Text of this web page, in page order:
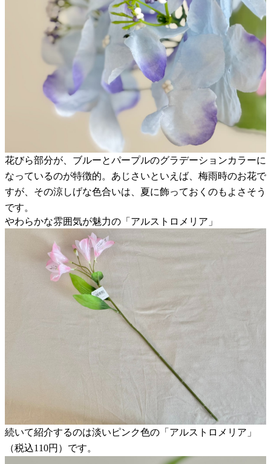
花びら部分が、ブルーとパープルのグラデーションカラーに
なっているのが特徴的。あじさいといえば、梅雨時のお花で
すが、その涼しげな色合いは、夏に飾っておくのもよさそう
です。
やわらかな雰囲気が魅力の「アルストロメリア」
続いて紹介するのは淡いピンク色の「アルストロメリア」
（税込110円）です。